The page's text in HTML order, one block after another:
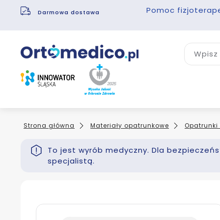
Darmowa dostawa Pomoc
Strona główna Materiały opatrunkowe
To jest wyrób medyczny. Dla
specjalistą.